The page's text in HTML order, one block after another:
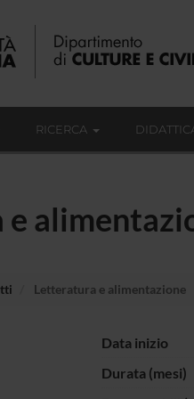
RICERCA
Letteratura e alimentazione
Data inizio
Durata (mesi)